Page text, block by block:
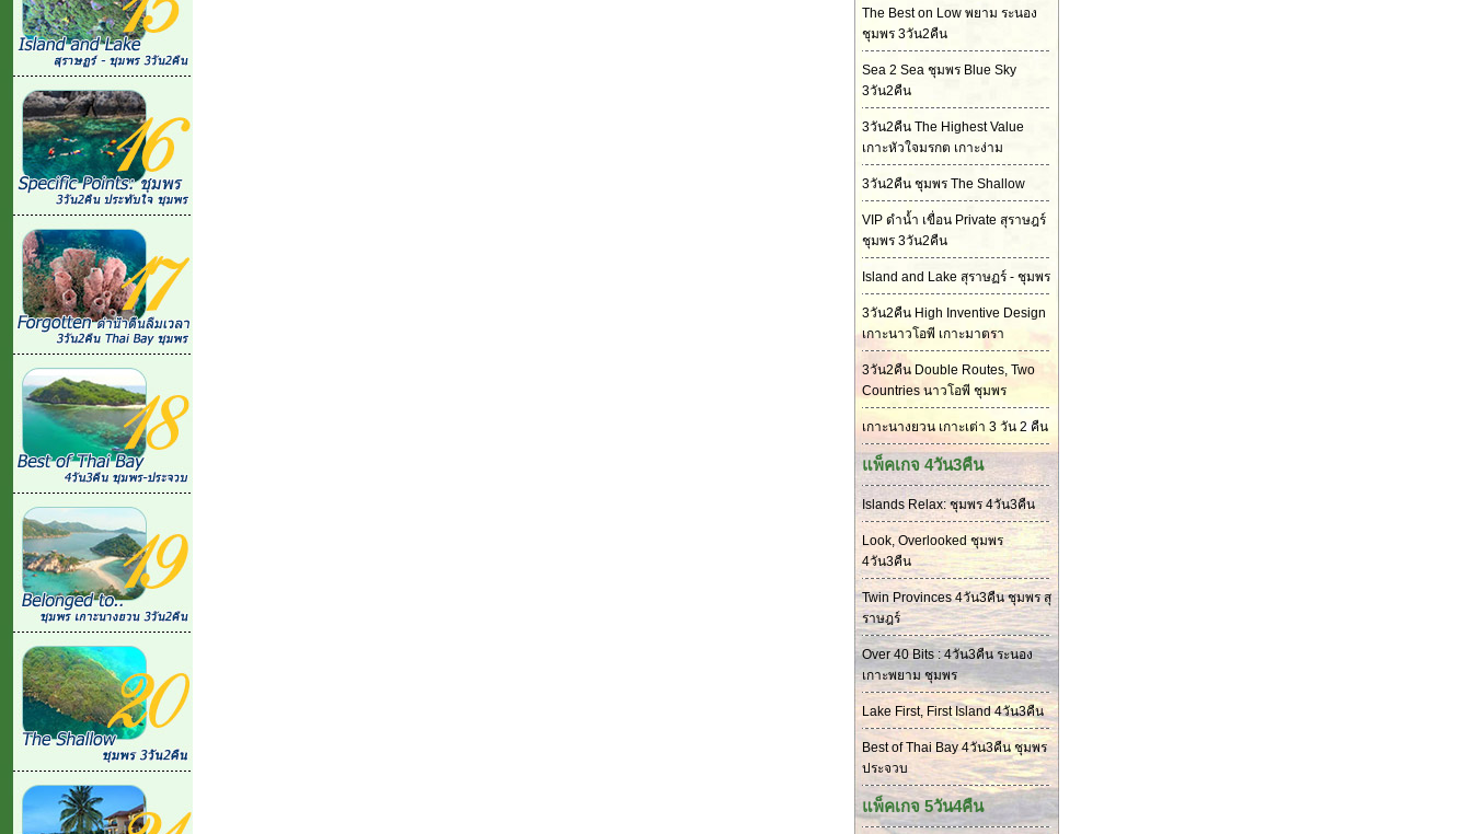
The Best on Low พยาม ระนอง
ชุมพร 3วัน2คืน
Sea 2 Sea ชุมพร Blue Sky
3วัน2คืน
3วัน2คืน The Highest Value
เกาะหัวใจมรกต เกาะง่าม
3วัน2คืน ชุมพร The Shallow
VIP ดำน้ำ เขื่อน Private สุราษฎร์
ชุมพร 3วัน2คืน
Island and Lake สุราษฏร์ - ชุมพร
3วัน2คืน High Inventive Design
เกาะนาวโอพี เกาะมาตรา
3วัน2คืน Double Routes, Two
Countries นาวโอพี ชุมพร
เกาะนางยวน เกาะเต่า 3 วัน 2 คืน
แพ็คเกจ 4วัน3คืน
Islands Relax: ชุมพร 4วัน3คืน
Look, Overlooked ชุมพร
4วัน3คืน
Twin Provinces 4วัน3คืน ชุมพร สุ
ราษฎร์
Over 40 Bits : 4วัน3คืน ระนอง
เกาะพยาม ชุมพร
Lake First, First Island 4วัน3คืน
Best of Thai Bay 4วัน3คืน ชุมพร
ประจวบ
แพ็คเกจ 5วัน4คืน